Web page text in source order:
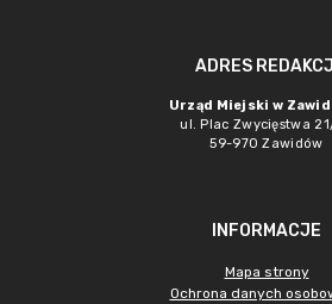
ADRES REDAKCJI
Urząd Miejski w
ul. Plac Zwycięstwa
59-970 Zawidów
INFORMACJE
Mapa strony
Ochrona danych